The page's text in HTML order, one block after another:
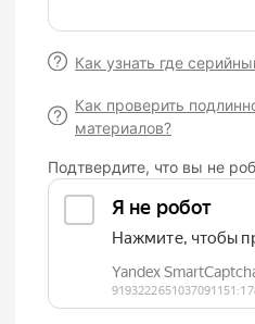
Как узнать где
Как проверить
материалов?
Подтвердите, что вы не